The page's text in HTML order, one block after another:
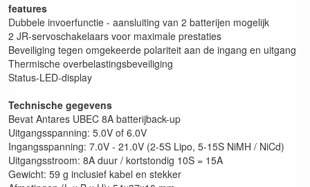
features
Dubbele invoerfunctie - aansluiting van 2 batterijen mogelijk
2 JR-servoschakelaars voor maximale prestaties
Beveiliging tegen omgekeerde polariteit aan de ingang en uitgang
Thermische overbelastingsbeveiliging
Status-LED-display
Technische gegevens
Bevat Antares UBEC 8A batterijback-up
Uitgangsspanning: 5.0V of 6.0V
Ingangsspanning: 7.0V - 21.0V (2-5S Lipo, 5-15S NiMH / NiCd)
Uitgangsstroom: 8A duur / kortstondig 10S = 15A
Gewicht: 59 g inclusief kabel en stekker